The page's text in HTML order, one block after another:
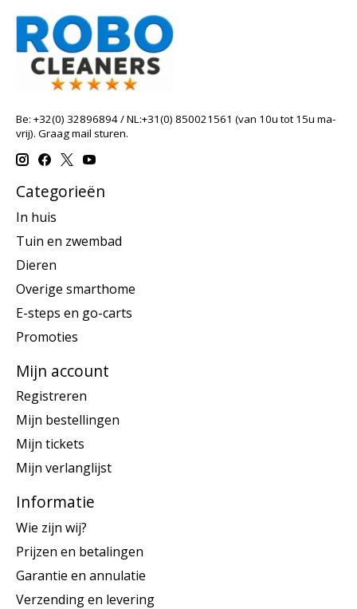
Be: +32(0) 32896894 / NL:+31(0) 850021561 (van 10u tot 15u ma-
vrij). Graag mail sturen.
Categorieën
In huis
Tuin en zwembad
Dieren
Overige smarthome
E-steps en go-carts
Promoties
Mijn account
Registreren
Mijn bestellingen
Mijn tickets
Mijn verlanglijst
Informatie
Wie zijn wij?
Prijzen en betalingen
Garantie en annulatie
Verzending en levering